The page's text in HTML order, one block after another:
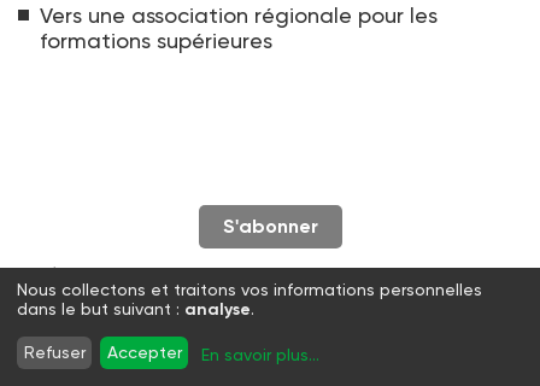
Vers une association régionale pour les
formations supérieures
S'abonner
WhatsApp
Nous collectons et traitons vos informations personnelles
dans le but suivant : analyse.
Refuser Accepter En savoir plus...